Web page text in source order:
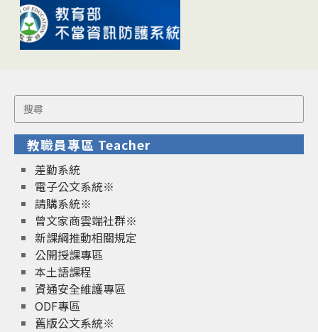
Search
for:
教職員專區 Teacher
差勤系統
電子公文系統※
請購系統※
曾文家商雲端社群※
新課綱推動相關規定
公開授課專區
本土語課程
資通安全維護專區
ODF專區
舊版公文系統※